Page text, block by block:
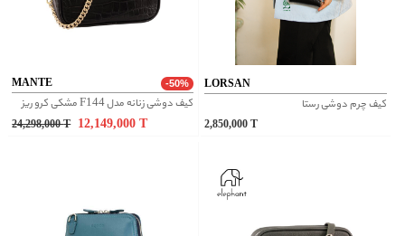
MANTE -50%
کیف دوشی زنانه مدل F144 مشکی کرو ریز
24,298,000 T 12,149,000
LORSAN
کیف چرم دوشی رستا
2,850,000